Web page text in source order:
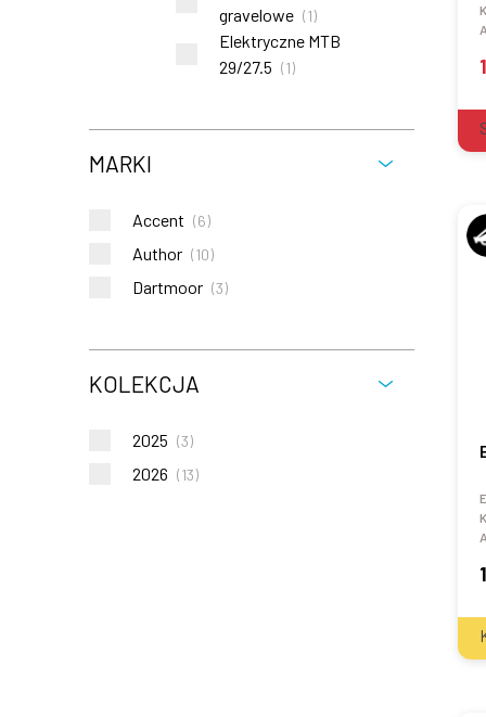
gravelowe (1)
Elektryczne MTB
29/27.5 (1)
MARKI
Accent (6)
Author (10)
Dartmoor (3)
KOLEKCJA
2025 (3)
2026 (13)